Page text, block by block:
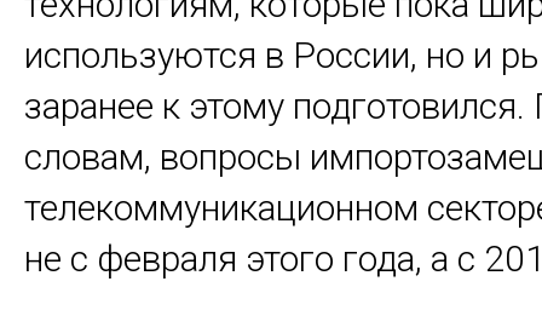
используются в России, но и
заранее к этому подготовился.
словам, вопросы
телекоммуникационном
не с февраля этого года, а с